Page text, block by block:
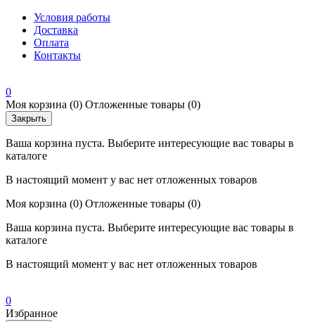
Условия работы
Доставка
Оплата
Контакты
0
Моя корзина (0) Отложенные товары (0)
Закрыть
Ваша корзина пуста. Выберите интересующие вас товары в
каталоге
В настоящий момент у вас нет отложенных товаров
Моя корзина (0) Отложенные товары (0)
Ваша корзина пуста. Выберите интересующие вас товары в
каталоге
В настоящий момент у вас нет отложенных товаров
0
Избранное